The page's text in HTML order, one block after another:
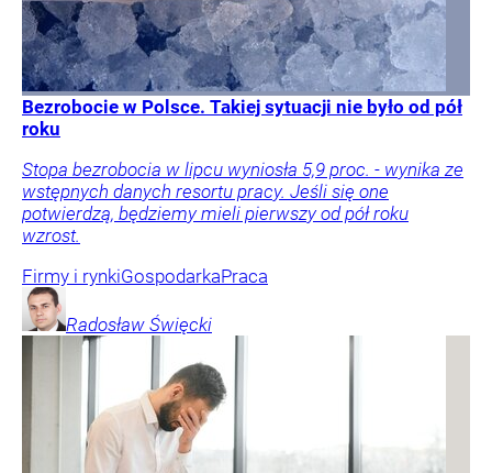
Bezrobocie w Polsce. Takiej sytuacji nie było od pół
roku
Stopa bezrobocia w lipcu wyniosła 5,9 proc. - wynika ze
wstępnych danych resortu pracy. Jeśli się one
potwierdzą, będziemy mieli pierwszy od pół roku
wzrost.
Firmy i rynkiGospodarkaPraca
Radosław Święcki